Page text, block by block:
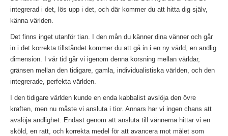
integrerad i det, lös upp i det, och där kommer du att hitta dig själv,
känna världen.
Det finns inget utanför tian. I den mån du känner dina vänner och går
in i det korrekta tillståndet kommer du att gå in i en ny värld, en andlig
dimension. I vår tid går vi igenom denna korsning mellan världar,
gränsen mellan den tidigare, gamla, individualistiska världen, och den
integrerade, perfekta världen.
I den tidigare världen kunde en enda kabbalist avslöja den övre
kraften, men nu måste vi ansluta i tior. Annars har vi ingen chans att
avslöja andlighet. Endast genom att ansluta till vännerna hittar vi en
sköld, en ratt, och korrekta medel för att avancera mot målet som